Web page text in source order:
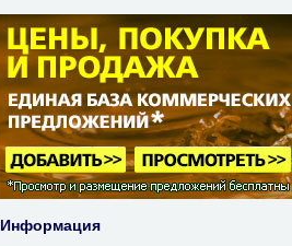
Информация